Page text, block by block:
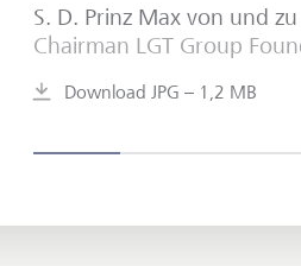
S. D. Prinz Max von und
Chairman LGT Group
Download JPG – 1,2 MB